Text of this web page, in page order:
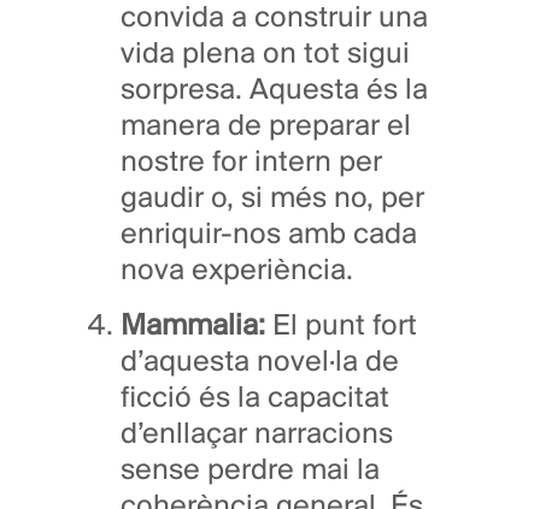
convida a construir una
vida plena on tot sigui
sorpresa. Aquesta és la
manera de preparar el
nostre for intern per
gaudir o, si més no, per
enriquir-nos amb cada
nova experiència.
Mammalia: El punt fort
d’aquesta novel·la de
ficció és la capacitat
d’enllaçar narracions
sense perdre mai la